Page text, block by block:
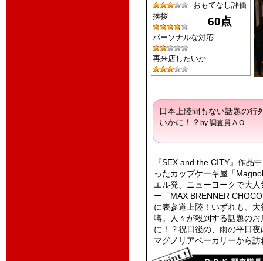
おもてなし評価
挨拶
60点
パーソナルな対応
再来店したいか
日本上陸間もない話題の行
いかに！？ by 調査員 A.O
『SEX and the CITY』作品
ったカップケーキ屋「
エル発、ニューヨークで大
ー「MAX BRENNER
に表参道上陸！いずれも、
噂。人々が殺到する話題の
に！？祝日後の、雨の平日
マグノリアベーカリーから